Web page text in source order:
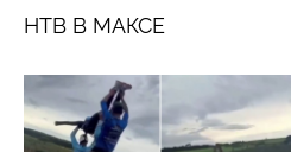
НТВ В МАКСЕ